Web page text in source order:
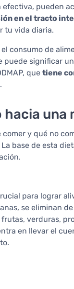
pueden
en el tracto
tu vida diaria.
consumo de
puede significar
que tiene
.
hacia
comer y qué no
base de esta
para lograr
se eliminan
verduras,
en llevar el